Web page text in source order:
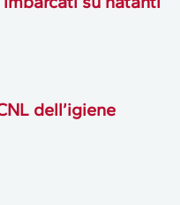
dell’igiene